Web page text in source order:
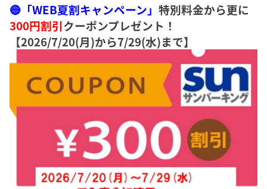
🔵「WEB夏割キャンペーン」 特別料金から更に
300円割引クーポンプレゼント！
【2026/7/20(月)から7/29(水)まで】